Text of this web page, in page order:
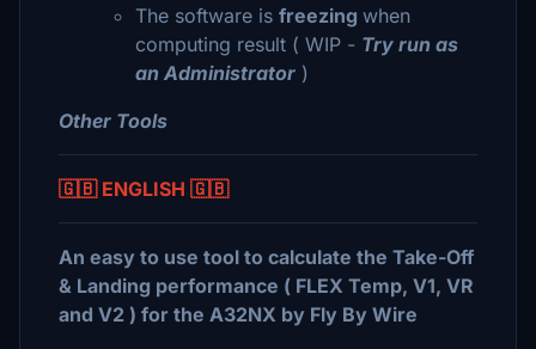
The software is freezing when
computing result ( WIP - Try run as
an Administrator )
Other Tools
🇬🇧 ENGLISH 🇬🇧
An easy to use tool to calculate the Take-Off
& Landing performance ( FLEX Temp, V1, VR
and V2 ) for the A32NX by Fly By Wire